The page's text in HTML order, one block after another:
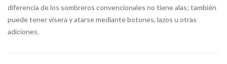
diferencia de los sombreros convencionales no tiene alas; también
puede tener visera y atarse mediante botones, lazos u otras
adiciones.